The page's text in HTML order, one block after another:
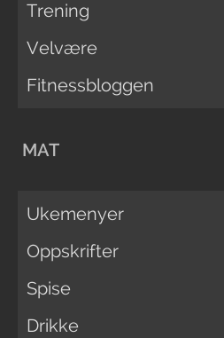
Trening
Velvære
Fitnessbloggen
MAT
Ukemenyer
Oppskrifter
Spise
Drikke